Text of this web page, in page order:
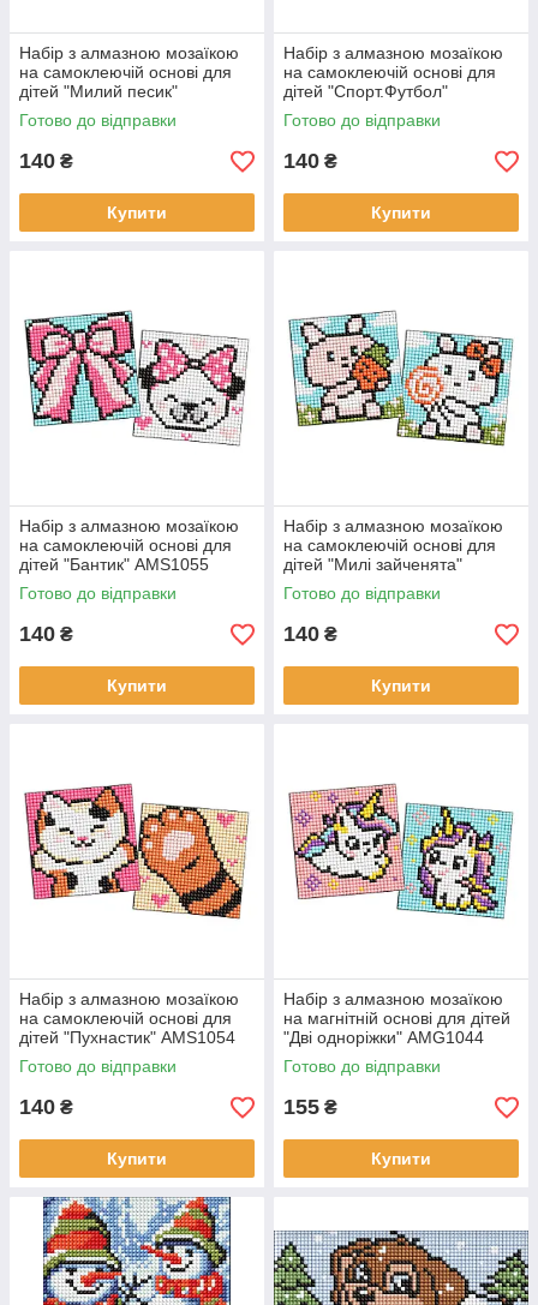
Набір з алмазною мозаїкою
на самоклеючій основі для
дітей "Милий песик"
AMS1047 розмір 9x9см
IDEYKA
Готово до відправки
140 ₴
Купити
Набір з алмазною мозаїкою
на самоклеючій основі для
дітей "Спорт.Футбол"
AMS1101 розмір 9х9см
IDEYKA
Готово до відправки
140 ₴
Купити
Набір з алмазною мозаїкою
на самоклеючій основі для
дітей "Бантик" AMS1055
розмір 9x9см IDEYKA
Готово до відправки
140 ₴
Купити
Набір з алмазною мозаїкою
на самоклеючій основі для
дітей "Милі зайченята"
AMS1093 розмір 9x9см
Готово до відправки
140 ₴
Купити
Набір з алмазною мозаїкою
на самоклеючій основі для
дітей "Пухнастик" AMS1054
розмір 9x9см IDEYKA
Готово до відправки
140 ₴
Купити
Набір з алмазною мозаїкою
на магнітній основі для дітей
"Дві одноріжки" AMG1044
розмір 9x9см.
Готово до відправки
155 ₴
Купити